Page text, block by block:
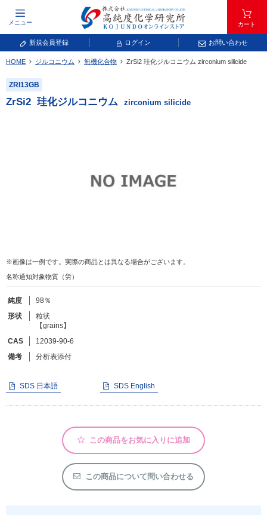
メニュー カート
新規会員登録 ログイン お問い合わせ
元素記号で検索する
元素周期表をタップすると、拡大表示されます。拡大した表から元素記号をタップ
し、一覧へ移動してください。
キーワードで検索する
フリーワードで検索
カタログコードで検索
化学式で検索
和名・英名で検索
カテゴリで検索する
HOME ジルコニウム 無機化合物 ZrSi2 珪化ジルコニウム zirconium silicide
ZRI13GB
ZrSi2 珪化ジルコニウム zirconium silicide
※画像は一例です。実際の商品とは異なる場合がございます。
名称通知対象物質（労）
純度
98％
形状
粒状
【grains】
CAS
12039-90-6
備考
分析表添付
SDS 日本語 SDS English
この商品をお気に入りに追加
この商品について問い合わせる